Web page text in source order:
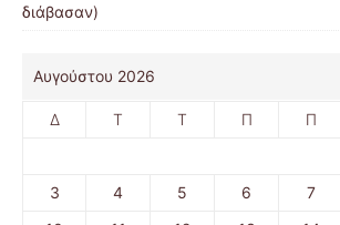
διάβασαν)
Αυγούστου 2026
Δ Τ Τ Π Π
3
4 5 6 7